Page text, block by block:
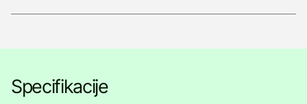
Specifikacije